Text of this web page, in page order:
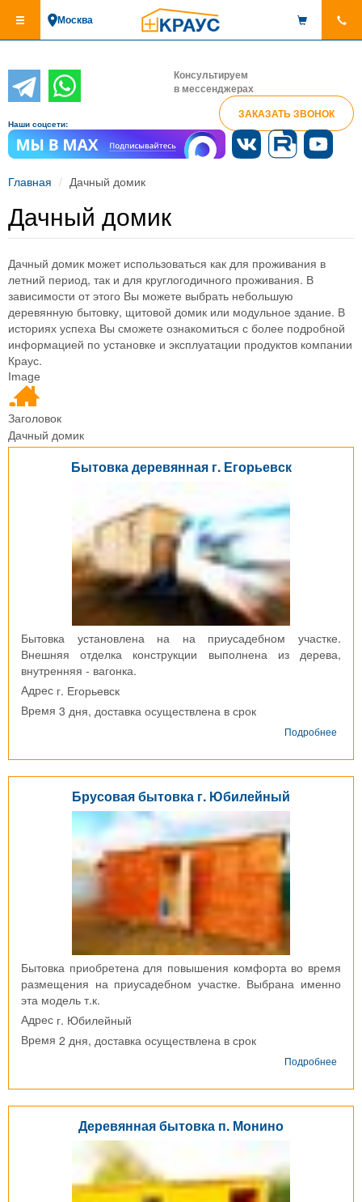
основному
Москва
Консультируем
в мессенджерах
ЗАКАЗАТЬ ЗВОНОК
Наши соцсети:
Главная Дачный домик
Дачный домик
Дачный домик может использоваться как для проживания в
летний период, так и для круглогодичного проживания. В
зависимости от этого Вы можете выбрать небольшую
деревянную бытовку, щитовой домик или модульное здание. В
историях успеха Вы сможете ознакомиться с более подробной
информацией по установке и эксплуатации продуктов компании
Краус.
Image
Заголовок
Дачный домик
Бытовка деревянная г. Егорьевск
Бытовка установлена на на приусадебном участке.
Внешняя отделка конструкции выполнена из дерева,
внутренняя - вагонка.
Адрес г. Егорьевск
Время 3 дня, доставка осуществлена в срок
Подробнее
Брусовая бытовка г. Юбилейный
Бытовка приобретена для повышения комфорта во время
размещения на приусадебном участке. Выбрана именно
эта модель т.к.
Адрес г. Юбилейный
Время 2 дня, доставка осуществлена в срок
Подробнее
Деревянная бытовка п. Монино